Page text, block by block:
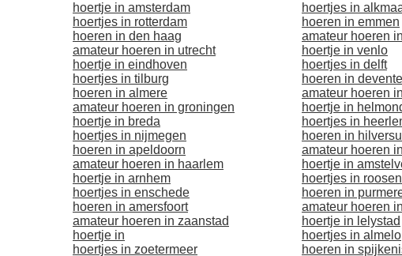
hoertje in amsterdam
hoertjes in rotterdam
hoeren in den haag
amateur hoeren in utrecht
hoertje in eindhoven
hoertjes in tilburg
hoeren in almere
amateur hoeren in groningen
hoertje in breda
hoertjes in nijmegen
hoeren in apeldoorn
amateur hoeren in haarlem
hoertje in arnhem
hoertjes in enschede
hoeren in amersfoort
amateur hoeren in zaanstad
hoertje in
hoertjes in zoetermeer
hoertjes in
hoeren in emmen
amateur hoeren
hoertje in venlo
hoertjes in delft
hoeren in
amateur hoeren
hoertje in
hoertjes in
hoeren in
amateur hoeren
hoertje in
hoertjes in
hoeren in
amateur hoeren
hoertje in lelystad
hoertjes in almelo
hoeren in